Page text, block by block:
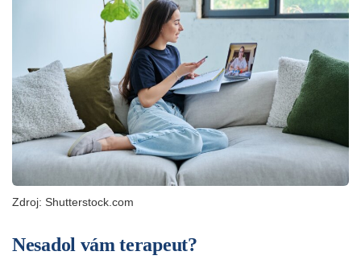
Zdroj: Shutterstock.com
Nesadol vám terapeut?